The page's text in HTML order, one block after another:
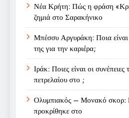
Νέα Κρήτη: Πώς η φράση
ζημιά στο Σαρακήνικο
Μπέσσυ Αργυράκη: Ποια
της για την καριέρα;
Ιράκ: Ποιες είναι οι
πετρελαίου στο ;
Ολυμπιακός – Μονακό σκορ:
προκρίθηκε στο